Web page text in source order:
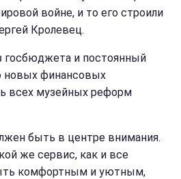
войне, и то его строили
Кролевец.
госбюджета и постоянный
новых финансовых
всех музейных реформ
быть в центре внимания.
же сервис, как и все
комфортным и уютным,